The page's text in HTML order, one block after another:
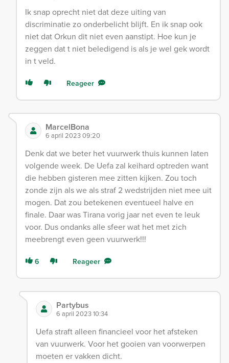
Ik snap oprecht niet dat deze uiting van
discriminatie zo onderbelicht blijft. En ik snap ook
niet dat Orkun dit niet even aanstipt. Hoe kun je
zeggen dat t niet beledigend is als je wel gek wordt
in t veld.
Reageer
MarcelBona
6 april 2023 09:20
Denk dat we beter het vuurwerk thuis kunnen laten
volgende week. De Uefa zal keihard optreden want
die hebben gisteren mee zitten kijken. Zou toch
zonde zijn als we als straf 2 wedstrijden niet mee uit
mogen. Dat zou betekenen eventueel halve en
finale. Daar was Tirana vorig jaar net even te leuk
voor. Dus ondanks alle sfeer wat het met zich
meebrengt even geen vuurwerk!!!
6 Reageer
Partybus
6 april 2023 10:34
Uefa straft alleen financieel voor het afsteken
van vuurwerk. Voor het gooien van voorwerpen
moeten er vakken dicht.